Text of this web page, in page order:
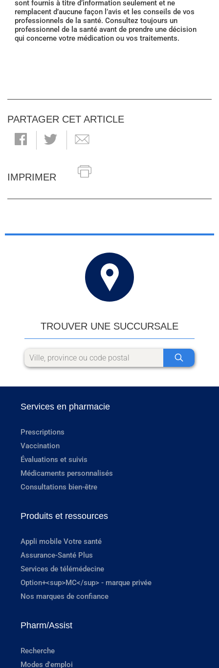
sont fournis à titre d’information seulement et ne
remplacent d’aucune façon l’avis et les conseils de vos
professionnels de la santé. Consultez toujours un
professionnel de la santé avant de prendre une décision
qui concerne votre médication ou vos traitements.
PARTAGER CET ARTICLE
IMPRIMER
TROUVER UNE SUCCURSALE
Services en pharmacie
Prescriptions
Vaccination
Évaluations et suivis
Médicaments personnalisés
Consultations bien-être
Produits et ressources
Appli mobile Votre santé
Assurance-Santé Plus
Services de télémédecine
Option+<sup>MC</sup> - marque privée
Nos marques de confiance
Pharm/Assist
Recherche
Modes d'emploi